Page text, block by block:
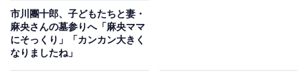
市川團十郎、子どもたちと妻・
麻央さんの墓参りへ「麻央ママ
にそっくり」「カンカン大きく
なりましたね」